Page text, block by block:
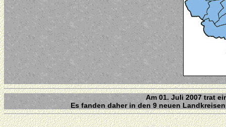
Am 01. Juli 2007 trat
Es fanden daher in den 9 neuen